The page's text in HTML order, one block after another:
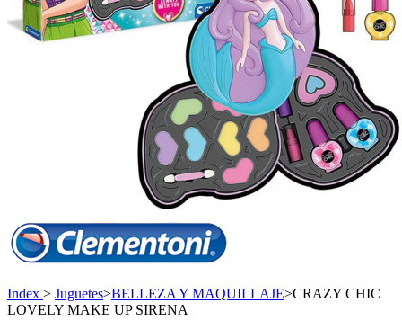
Index > Juguetes>BELLEZA Y MAQUILLAJE>CRAZY CHIC
LOVELY MAKE UP SIRENA